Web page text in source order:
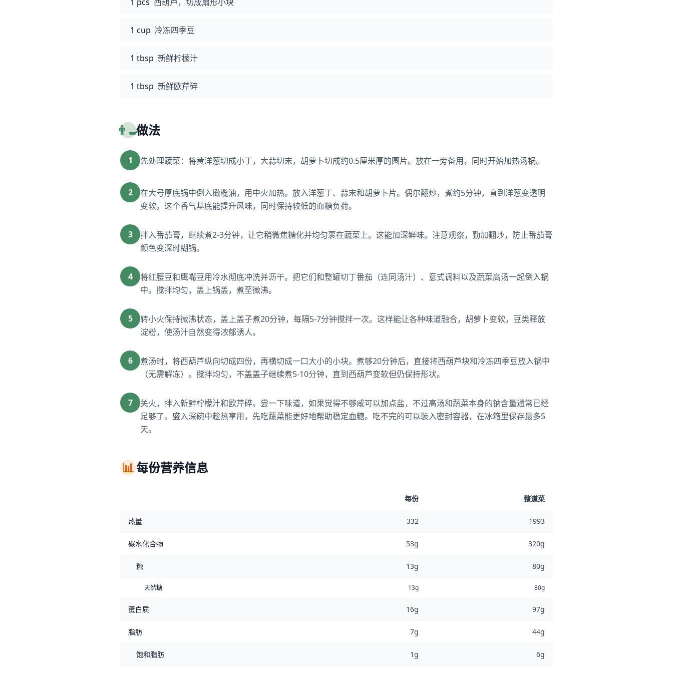
1 cup 冷冻四季豆
1 tbsp 新鲜柠檬汁
1 tbsp 新鲜欧芹碎
👨‍🍳做法
1 先处理蔬菜：将黄洋葱切成小丁，大蒜切末，胡萝卜切成约0.5厘米厚的圆片。放在一旁备用，同时开始加热汤锅。
2
在大号厚底锅中倒入橄榄油，用中火加热。放入洋葱丁、蒜末和胡萝卜片。偶尔翻炒，煮约5分钟，直到洋葱变透明
变软。这个香气基底能提升风味，同时保持较低的血糖负荷。
3
拌入番茄膏，继续煮2-3分钟，让它稍微焦糖化并均匀裹在蔬菜上。这能加深鲜味。注意观察，勤加翻炒，防止番茄膏
颜色变深时糊锅。
4
将红腰豆和鹰嘴豆用冷水彻底冲洗并沥干。把它们和整罐切丁番茄（连同汤汁）、意式调料以及蔬菜高汤一起倒入锅
中。搅拌均匀，盖上锅盖，煮至微沸。
5
转小火保持微沸状态，盖上盖子煮20分钟，每隔5-7分钟搅拌一次。这样能让各种味道融合，胡萝卜变软，豆类释放
淀粉，使汤汁自然变得浓郁诱人。
6
煮汤时，将西葫芦纵向切成四份，再横切成一口大小的小块。煮够20分钟后，直接将西葫芦块和冷冻四季豆放入锅中
（无需解冻）。搅拌均匀，不盖盖子继续煮5-10分钟，直到西葫芦变软但仍保持形状。
7
关火，拌入新鲜柠檬汁和欧芹碎。尝一下味道，如果觉得不够咸可以加点盐，不过高汤和蔬菜本身的钠含量通常已经
足够了。盛入深碗中趁热享用，先吃蔬菜能更好地帮助稳定血糖。吃不完的可以装入密封容器，在冰箱里保存最多5
天。
📊每份营养信息
每份 整道菜
热量 332 1993
碳水化合物 53g 320g
糖 13g 80g
天然糖 13g 80g
蛋白质 16g 97g
脂肪 7g 44g
饱和脂肪 1g 6g